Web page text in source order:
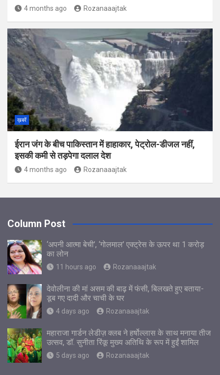
4 months ago Rozanaaajtak
ख़बरें
ईरान जंग के बीच पाकिस्‍तान में हाहाकार, पेट्रोल-डीजल नहीं,
इसकी कमी से तड़पेगा दलाल देश
4 months ago Rozanaaajtak
Column Post
‘अपनी आत्मा बेची’, ‘गोलमाल’ एक्ट्रेस के ऊपर था 1 करोड़
का लोन
11 hours ago Rozanaaajtak
देवोलीना की मां असम की बाढ़ में फंसी, बिलखते हुए बताया-
डूब गए दादी और चाची के घर
4 days ago Rozanaaajtak
महाराजा गार्डन लेडीज़ क्लब ने हर्षोल्लास के साथ मनाया तीज
उत्सव, डॉ. सुनीता रिंकू मुख्य अतिथि के रूप में हुईं शामिल
5 days ago Rozanaaajtak